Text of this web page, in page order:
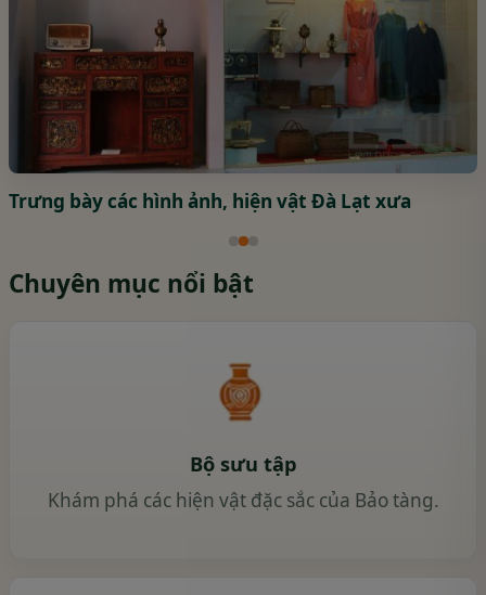
Trưng bày các hình ảnh, hiện vật Đà Lạt xưa
Chuyên mục nổi bật
Bộ sưu tập
Khám phá các hiện vật đặc sắc của Bảo tàng.